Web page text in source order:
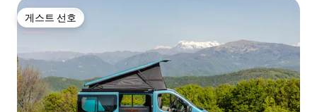
게스트 선호
게스트 선호